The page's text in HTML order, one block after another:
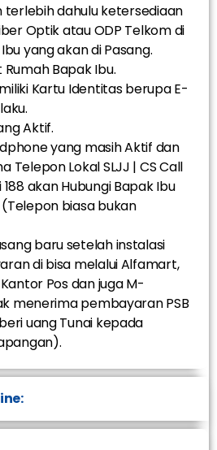
terlebih dahulu ketersediaan
Optik atau ODP Telkom di
yang akan di Pasang.
Bapak Ibu.
Kartu Identitas berupa E-
Aktif.
yang masih Aktif dan
Telepon Lokal SLJJ | CS Call
akan Hubungi Bapak Ibu
biasa bukan
baru setelah instalasi
di bisa melalui Alfamart,
Pos dan juga M-
menerima pembayaran PSB
uang Tunai kepada